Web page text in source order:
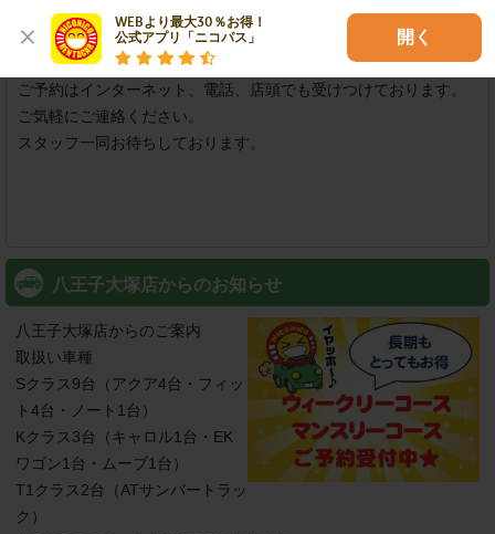
WEBより最大30％お得！
公式アプリ「ニコパス」
開く
店舗紹介
当店はアポロステーションのガソリンスタンドです。
ご予約はインターネット、電話、店頭でも受けつけております。
ご気軽にご連絡ください。
スタッフ一同お待ちしております。
八王子大塚店からのお知らせ
八王子大塚店からのご案内
取扱い車種
Sクラス9台（アクア4台・フィッ
ト4台・ノート1台）
Kクラス3台（キャロル1台・EK
ワゴン1台・ムーブ1台）
T1クラス2台（ATサンバートラッ
ク）